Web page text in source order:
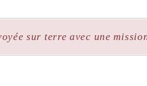
sur terre avec une